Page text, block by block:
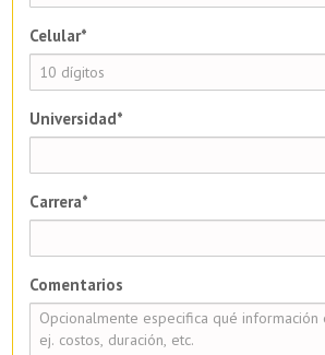
Celular*
Universidad*
Carrera*
Comentarios